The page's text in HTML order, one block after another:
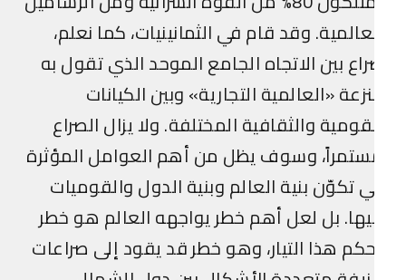
وقد قام في الثمانينيات، كما نعلم،
بين الاتجاه الجامع الموحد الذي تقول به
«العالمية التجارية» وبين الكيانات
والثقافية المختلفة. ولا يزال الصراع
وسوف يظل من أهم العوامل المؤثرة
تكوّن بنية العالم وبنية الدول والقوميات
بل لعل أهم خطر يواجهه العالم هو خطر
هذا التيار، وهو خطر قد يقود إلى صراعات